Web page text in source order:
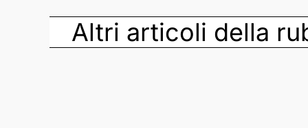
Altri articoli della